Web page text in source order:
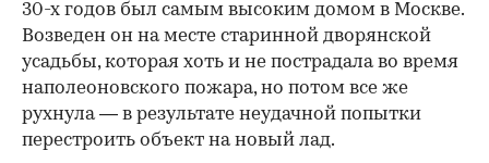
30-х годов был самым высоким домом в Москве.
Возведен он на месте старинной дворянской
усадьбы, которая хоть и не пострадала во время
наполеоновского пожара, но потом все же
рухнула — в результате неудачной попытки
перестроить объект на новый лад.